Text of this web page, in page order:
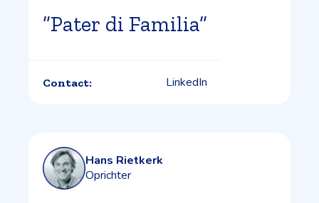
”Pater di Familia”
Contact: LinkedIn
Hans Rietkerk
Oprichter